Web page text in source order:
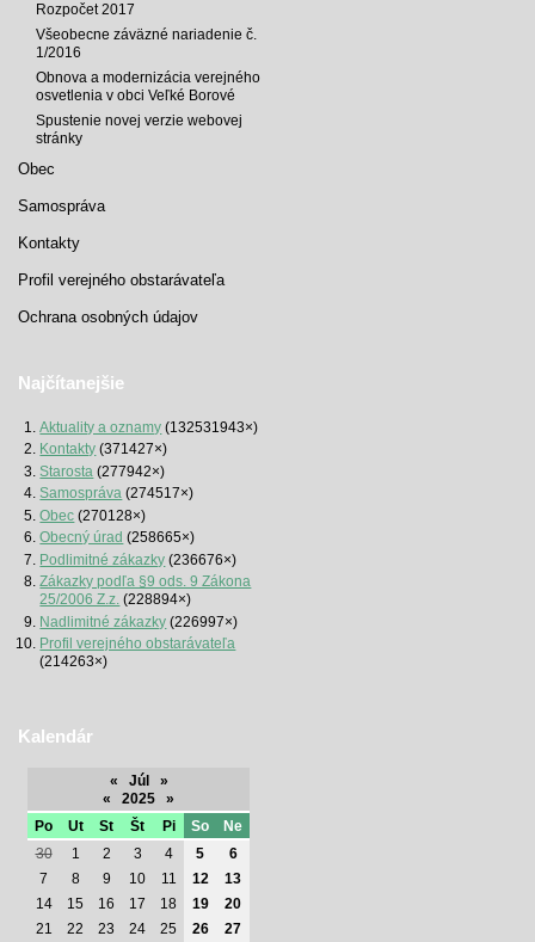
Rozpočet 2017
Všeobecne záväzné nariadenie č.
1/2016
Obnova a modernizácia verejného
osvetlenia v obci Veľké Borové
Spustenie novej verzie webovej
stránky
Obec
Samospráva
Kontakty
Profil verejného obstarávateľa
Ochrana osobných údajov
Najčítanejšie
Aktuality a oznamy (132531943×)
Kontakty (371427×)
Starosta (277942×)
Samospráva (274517×)
Obec (270128×)
Obecný úrad (258665×)
Podlimitné zákazky (236676×)
Zákazky podľa §9 ods. 9 Zákona
25/2006 Z.z. (228894×)
Nadlimitné zákazky (226997×)
Profil verejného obstarávateľa
(214263×)
Kalendár
« Júl
»
«
2025
»
Po
Ut St Št Pi So
Ne
30
1 2 3 4 5
6
7
8 9 10 11 12
13
14
15 16 17 18 19
20
21
22 23 24 25 26
27